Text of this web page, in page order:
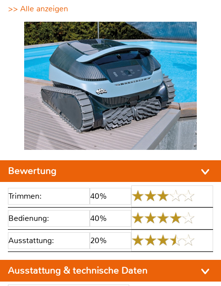
>> Alle anzeigen
Bewertung
Trimmen: 40%
Bedienung: 40%
Ausstattung: 20%
Ausstattung & technische Daten